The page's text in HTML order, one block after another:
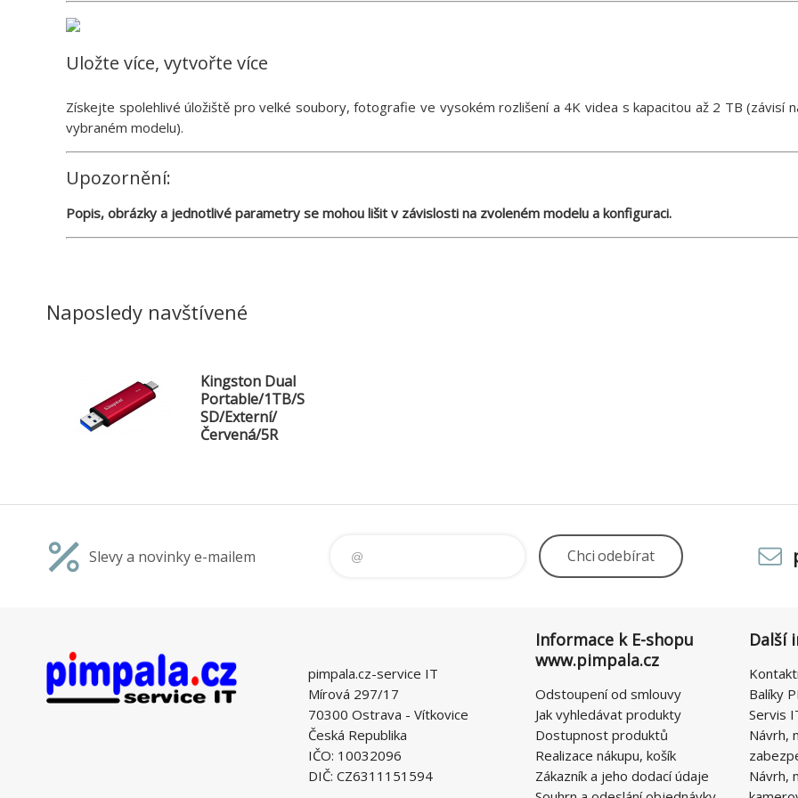
Uložte více, vytvořte více
Získejte spolehlivé úložiště pro velké soubory, fotografie ve vysokém rozlišení a 4K videa s kapacitou až 2 TB (závisí
vybraném modelu).
Upozornění:
Popis, obrázky a jednotlivé parametry se mohou lišit v závislosti na zvoleném modelu a konfiguraci.
Naposledy navštívené
Kingston Dual
Portable/1TB/S
SD/Externí/
Červená/5R
Slevy a novinky e-mailem Chciodebírat
pimpala.cz-service IT
Mírová 297/17
70300 Ostrava - Vítkovice
Česká Republika
IČO: 10032096
DIČ: CZ6311151594
Informace k E-shopu
www.pimpala.cz
Odstoupení od smlouvy
Jak vyhledávat produkty
Dostupnost produktů
Realizace nákupu, košík
Zákazník a jeho dodací údaje
Další
Balíky
Servis
Návrh,
Návrh,